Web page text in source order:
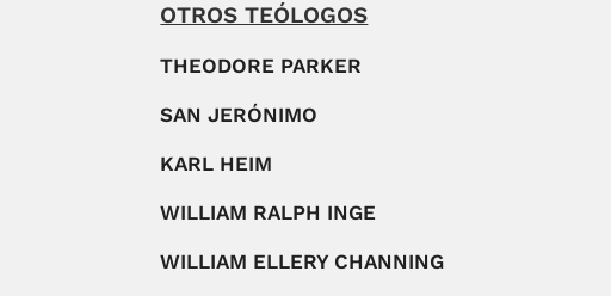
OTROS TEÓLOGOS
THEODORE PARKER
SAN JERÓNIMO
KARL HEIM
WILLIAM RALPH INGE
WILLIAM ELLERY CHANNING